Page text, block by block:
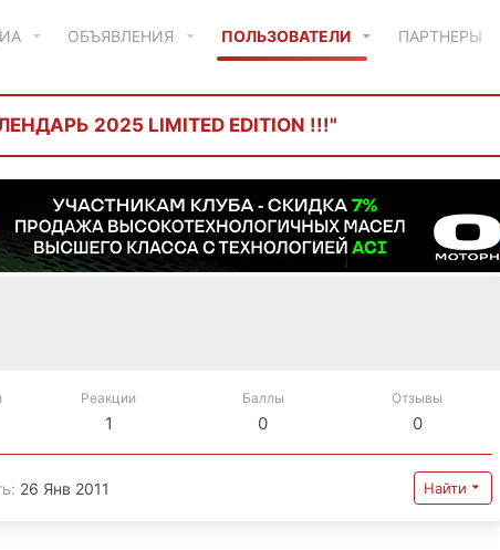
ОБЪЯВЛЕНИЯ ПОЛЬЗОВАТЕЛИ ПАРТНЕРЫ
2025 LIMITED EDITION !!!"
Реакции
1
Баллы
0
Отзывы
0
26 Янв 2011 Найти